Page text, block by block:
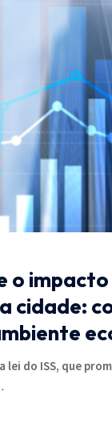
o
cidade:
lei do ISS, que